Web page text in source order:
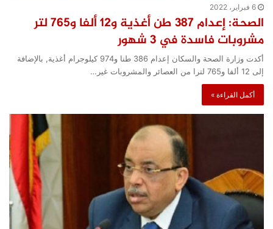
6 فبراير، 2022
الصحة: إعدام 387 طن أغذية و12 ألفا و765 لتر
مشروبات فاسدة في 3 شهور
أكدت وزارة الصحة والسكان إعدام 386 طنا و974 كيلوجرام أغذية, بالإضافة
إلى 12 ألفا و765 لترا من العصائر والمشروبات غير…
أكمل القراءة »